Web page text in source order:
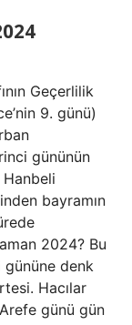
Geçerlilik
9. günü)
gününün
bayramın
2024? Bu
gününe denk
Hacılar
günü gün